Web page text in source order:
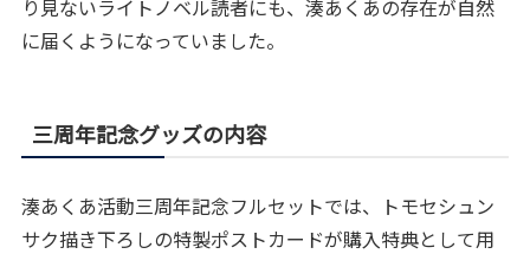
り見ないライトノベル読者にも、湊あくあの存在が自然
に届くようになっていました。
三周年記念グッズの内容
湊あくあ活動三周年記念フルセットでは、トモセシュン
サク描き下ろしの特製ポストカードが購入特典として用